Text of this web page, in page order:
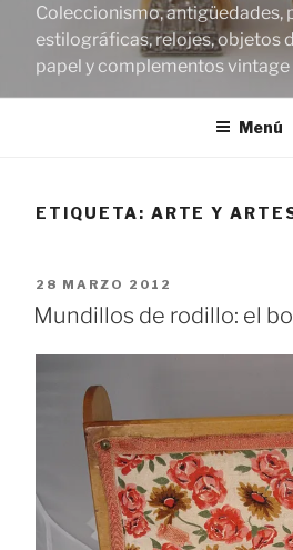
Coleccionismo, antigüedades,
estilográficas, relojes, objetos
papel y complementos vintage
Menú
ETIQUETA: ARTE Y
PUBLICADO
EL
28 MARZO 2012
Mundillos de rodillo: el